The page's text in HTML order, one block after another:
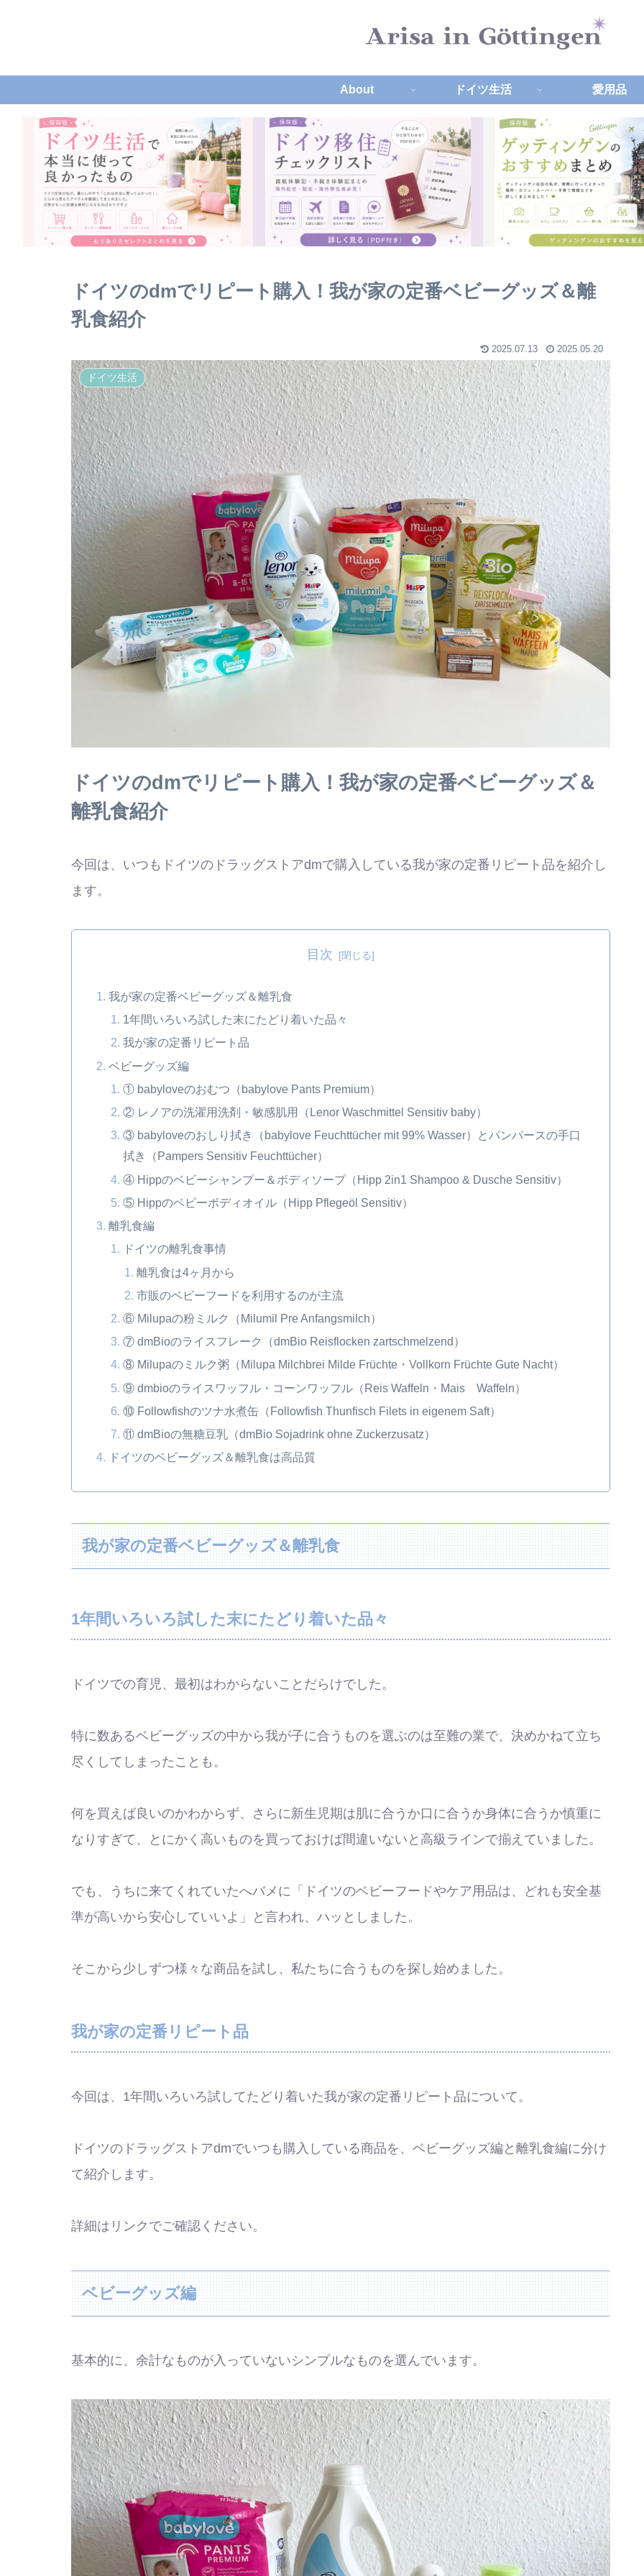
About ドイツ生活 愛用品
ドイツのdmでリピート購入！我が家の定番ベビーグッズ＆離
乳食紹介
2025.07.13 2025.05.20
ドイツ生活
ドイツのdmでリピート購入！我が家の定番ベビーグッズ＆
離乳食紹介
今回は、いつもドイツのドラッグストアdmで購入している我が家の定番リピート品を紹介し
ます。
目次
我が家の定番ベビーグッズ＆離乳食
1年間いろいろ試した末にたどり着いた品々
我が家の定番リピート品
ベビーグッズ編
① babyloveのおむつ（babylove Pants Premium）
② レノアの洗濯用洗剤・敏感肌用（Lenor Waschmittel Sensitiv baby）
③ babyloveのおしり拭き（babylove Feuchttücher mit 99% Wasser）とパンパースの手口
拭き（Pampers Sensitiv Feuchttücher）
④ Hippのベビーシャンプー＆ボディソープ（Hipp 2in1 Shampoo & Dusche Sensitiv）
⑤ Hippのベビーボディオイル（Hipp Pflegeöl Sensitiv）
離乳食編
ドイツの離乳食事情
離乳食は4ヶ月から
市販のベビーフードを利用するのが主流
⑥ Milupaの粉ミルク（Milumil Pre Anfangsmilch）
⑦ dmBioのライスフレーク（dmBio Reisflocken zartschmelzend）
⑧ Milupaのミルク粥（Milupa Milchbrei Milde Früchte・Vollkorn Früchte Gute Nacht）
⑨ dmbioのライスワッフル・コーンワッフル（Reis Waffeln・Mais Waffeln）
⑩ Followfishのツナ水煮缶（Followfish Thunfisch Filets in eigenem Saft）
⑪ dmBioの無糖豆乳（dmBio Sojadrink ohne Zuckerzusatz）
ドイツのベビーグッズ＆離乳食は高品質
我が家の定番ベビーグッズ＆離乳食
1年間いろいろ試した末にたどり着いた品々
ドイツでの育児、最初はわからないことだらけでした。
特に数あるベビーグッズの中から我が子に合うものを選ぶのは至難の業で、決めかねて立ち
尽くしてしまったことも。
何を買えば良いのかわからず、さらに新生児期は肌に合うか口に合うか身体に合うか慎重に
なりすぎて、とにかく高いものを買っておけば間違いないと高級ラインで揃えていました。
でも、うちに来てくれていたへバメに「ドイツのベビーフードやケア用品は、どれも安全基
準が高いから安心していいよ」と言われ、ハッとしました。
そこから少しずつ様々な商品を試し、私たちに合うものを探し始めました。
我が家の定番リピート品
今回は、1年間いろいろ試してたどり着いた我が家の定番リピート品について。
ドイツのドラッグストアdmでいつも購入している商品を、ベビーグッズ編と離乳食編に分け
て紹介します。
詳細はリンクでご確認ください。
ベビーグッズ編
基本的に、余計なものが入っていないシンプルなものを選んでいます。